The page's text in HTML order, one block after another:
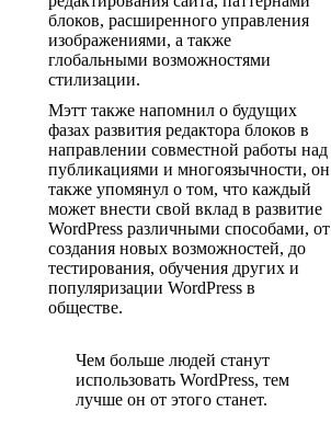
блоков, расширенного управления
изображениями, а также
глобальными возможностями
стилизации.
Мэтт также напомнил о будущих
фазах развития редактора блоков в
направлении совместной работы над
публикациями и многоязычности, он
также упомянул о том, что каждый
может внести свой вклад в развитие
WordPress различными способами, от
создания новых возможностей, до
тестирования, обучения других и
популяризации WordPress в
обществе.
Чем больше людей станут
использовать WordPress, тем
лучше он от этого станет.